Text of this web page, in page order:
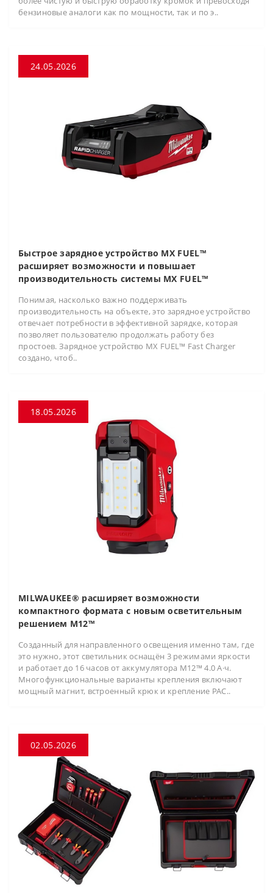
бензиновые аналоги как по мощности, так и по э..
24.05.2026
Быстрое зарядное устройство MX FUEL™
расширяет возможности и повышает
производительность системы MX FUEL™
Понимая, насколько важно поддерживать
производительность на объекте, это зарядное устройство
отвечает потребности в эффективной зарядке, которая
позволяет пользователю продолжать работу без
простоев. Зарядное устройство MX FUEL™ Fast Charger
создано, чтоб..
18.05.2026
MILWAUKEE® расширяет возможности
компактного формата с новым осветительным
решением M12™
Созданный для направленного освещения именно там, где
это нужно, этот светильник оснащён 3 режимами яркости
и работает до 16 часов от аккумулятора M12™ 4.0 А·ч.
Многофункциональные варианты крепления включают
мощный магнит, встроенный крюк и крепление PAC..
02.05.2026